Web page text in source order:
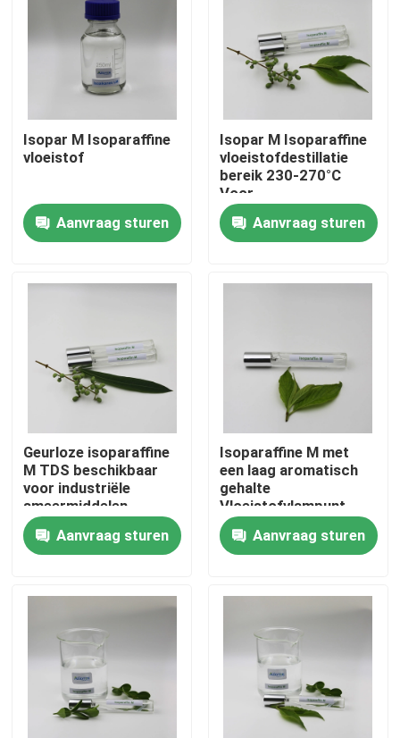
Huis
Ongeveer ons
Fabrieksreis
Kwaliteitscontrole
Contacteer ons
Gevallen
Isopar M Isoparaffine
vloeistof
Aanvraag sturen
Isopar M Isoparaffine
vloeistofdestillatie
bereik 230-270°C
Voor
Aanvraag sturen
Geurloze isoparaffine
M TDS beschikbaar
voor industriële
smeermiddelen
Aanvraag sturen
Isoparaffine M met
een laag aromatisch
gehalte
Vloeistofvlampunt
95°C voor elektrische
isolerende oliën
Aanvraag sturen